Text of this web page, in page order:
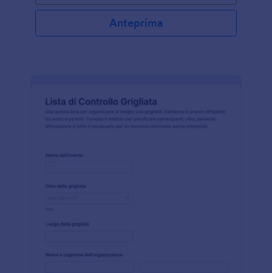
Anteprima